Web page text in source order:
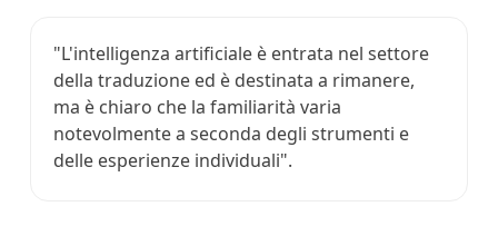
"L'intelligenza artificiale è entrata nel settore
della traduzione ed è destinata a rimanere,
ma è chiaro che la familiarità varia
notevolmente a seconda degli strumenti e
delle esperienze individuali".